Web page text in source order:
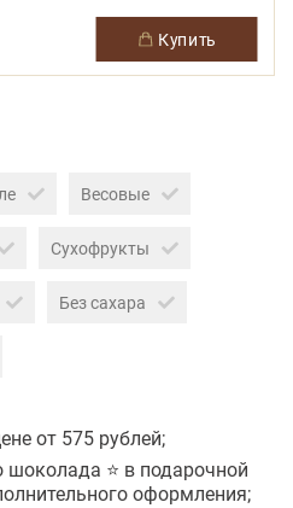
купить
Весовые
Сухофрукты
Без сахара
от 575 рублей;
⭐ в подарочной
оформления;